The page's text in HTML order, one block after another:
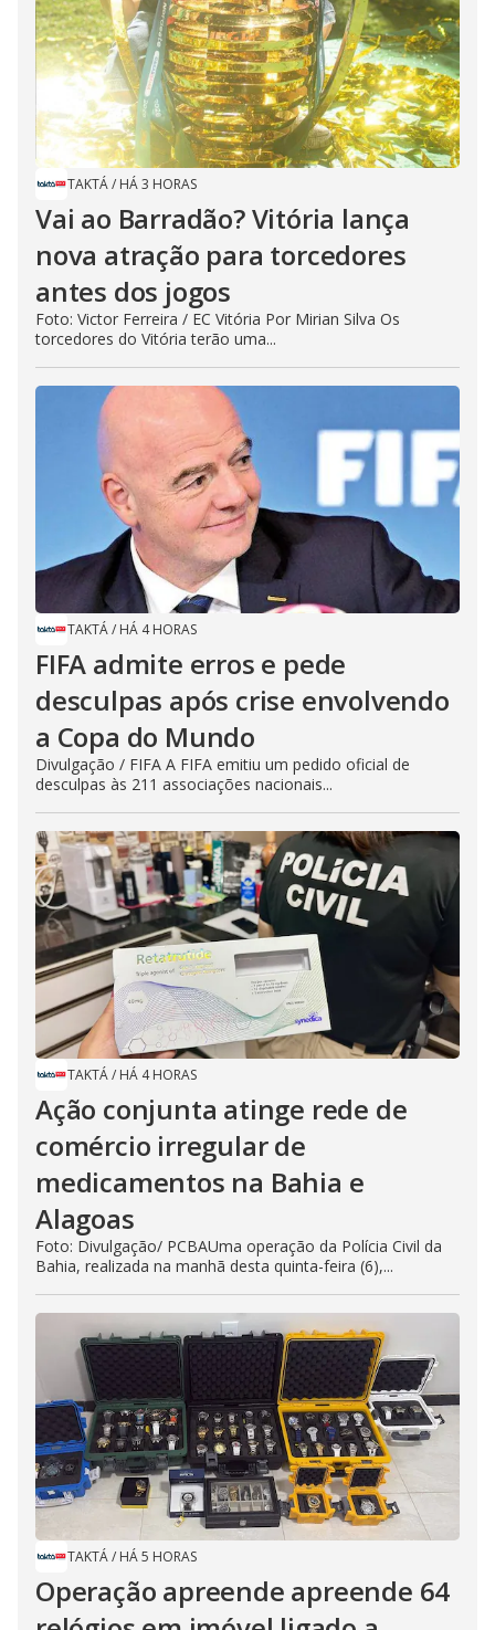
TAKTÁ/ HÁ 3 HORAS
Vai ao Barradão? Vitória lança
nova atração para torcedores
antes dos jogos
Foto: Victor Ferreira / EC Vitória Por Mirian Silva Os
torcedores do Vitória terão uma...
TAKTÁ/ HÁ 4 HORAS
FIFA admite erros e pede
desculpas após crise envolvendo
a Copa do Mundo
Divulgação / FIFA A FIFA emitiu um pedido oficial de
desculpas às 211 associações nacionais...
TAKTÁ/ HÁ 4 HORAS
Ação conjunta atinge rede de
comércio irregular de
medicamentos na Bahia e
Alagoas
Foto: Divulgação/ PCBAUma operação da Polícia Civil da
Bahia, realizada na manhã desta quinta-feira (6),...
TAKTÁ/ HÁ 5 HORAS
Operação apreende apreende 64